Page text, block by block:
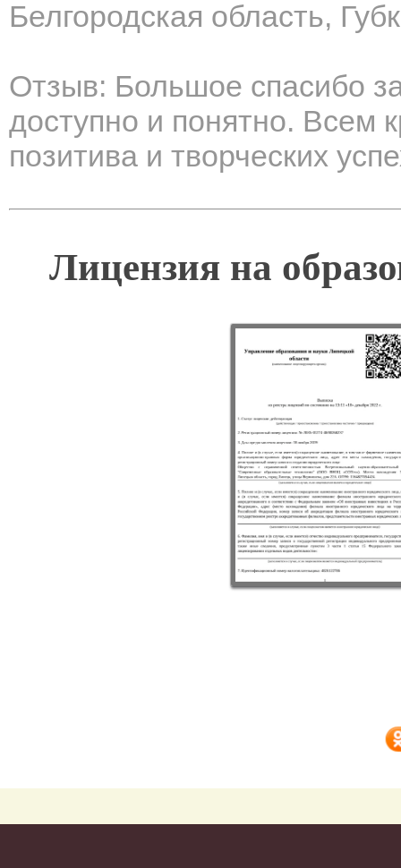
Белгородская область,
Отзыв: Большое спасибо
доступно и понятно. Всем
позитива и творческих
Лицензия на